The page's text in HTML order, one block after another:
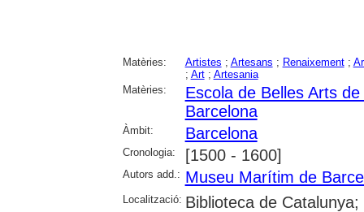
Matèries: Artistes ; Artesans ; Renaixement;
; Art; Artesania
Matèries:
Escola de Belles Arts
Barcelona
Àmbit: Barcelona
Cronologia: [1500 - 1600]
Autors add.: Museu Marítim de
Localització: Biblioteca de